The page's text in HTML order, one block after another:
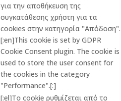
για την αποθήκευση της
συγκατάθεσης χρήστη για τα
cookies στην κατηγορία "Απόδοση".
[:en]This cookie is set by GDPR
Cookie Consent plugin. The cookie is
used to store the user consent for
the cookies in the category
"Performance".[:]
[:el]Το cookie ρυθμίζεται από το